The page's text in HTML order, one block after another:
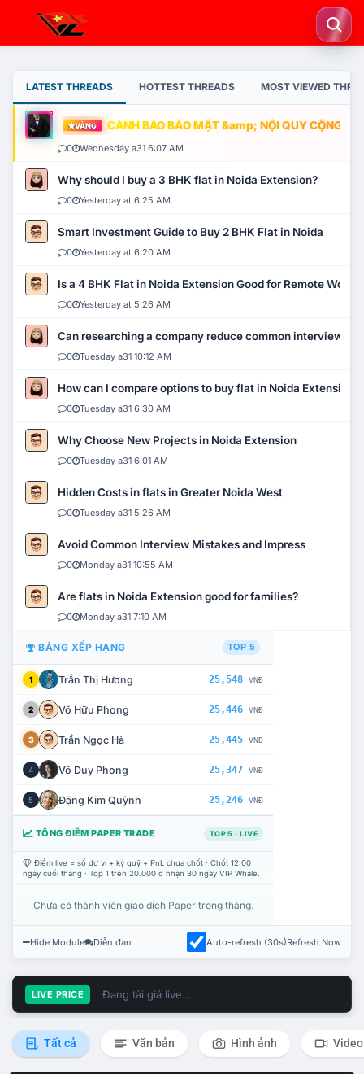
LATEST THREADS HOTTEST THREADS MOST VIEWED
VÀNG CẢNH BÁO BẢO MẬT &amp; NỘI QUY CỘNG
0 Wednesday a31 6:07 AM
Why should I buy a 3 BHK flat in Noida Extension?
0 Yesterday at 6:25 AM
Smart Investment Guide to Buy 2 BHK Flat in Noida
0 Yesterday at 6:20 AM
Is a 4 BHK Flat in Noida Extension Good for Remote Work?
0 Yesterday at 5:26 AM
Can researching a company reduce common interview
0 Tuesday a31 10:12 AM
How can I compare options to buy flat in Noida Extension?
0 Tuesday a31 6:30 AM
Why Choose New Projects in Noida Extension
0 Tuesday a31 6:01 AM
Hidden Costs in flats in Greater Noida West
0 Tuesday a31 5:26 AM
Avoid Common Interview Mistakes and Impress
0 Monday a31 10:55 AM
Are flats in Noida Extension good for families?
0 Monday a31 7:10 AM
BẢNG XẾP HẠNG TOP 5
1 Trần Thị Hương 25,548 VNĐ
2 Võ Hữu Phong 25,446 VNĐ
3 Trần Ngọc Hà 25,445 VNĐ
4 Võ Duy Phong 25,347 VNĐ
5 Đặng Kim Quỳnh 25,246 VNĐ
TỔNG ĐIỂM PAPER TRADE TOP 5 · LIVE
Điểm live = số dư ví + ký quỹ + PnL chưa chốt · Chốt 12:00
ngày cuối tháng · Top 1 trên 20.000 đ nhận 30 ngày VIP Whale.
Chưa có thành viên giao dịch Paper trong tháng.
Hide Module Diễn đàn Auto-refresh (30s)Refresh Now
LIVE PRICE Đang tải giá live...
Tất cả Văn bản Hình ảnh Video